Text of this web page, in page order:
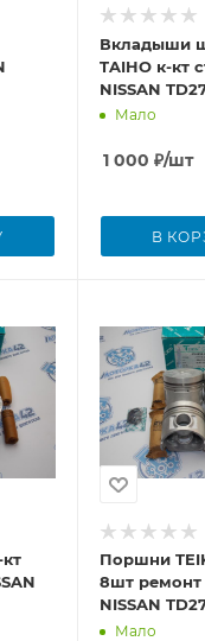
Вкладыши
TAIHO к-кт
NISSAN
Мало
1 000 ₽/шт
В
Поршни
8шт ремонт
NISSAN
Мало